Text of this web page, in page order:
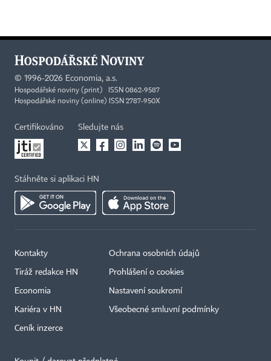
© 1996-2026 Economia, a.s.
Hospodářské noviny (print) ISSN 0862-9587
Hospodářské noviny (online) ISSN 2787-950X
Certifikováno Sledujte nás
Stáhněte si aplikaci HN
Kontakty
Tiráž redakce HN
Economia
Kariéra v HN
Ceník inzerce
Ochrana osobních údajů
Prohlášení o cookies
Nastavení soukromí
Všeobecné smluvní podmínky